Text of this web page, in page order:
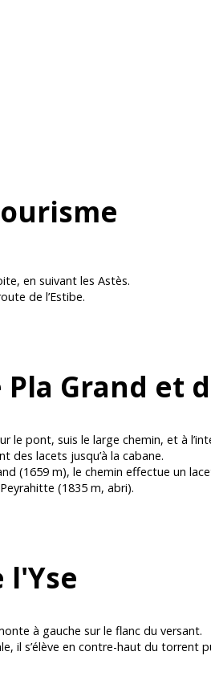
en suivant les Astès.
de l’Estibe.
Pla Grand et
le pont, suis le large chemin, et à
des lacets jusqu’à la cabane.
(1659 m), le chemin effectue un
(1835 m, abri).
à gauche sur le flanc du versant.
il s’élève en contre-haut du torrent